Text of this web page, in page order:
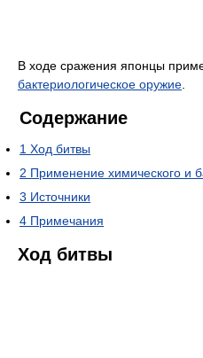
В ходе сражения японцы
бактериологическое оружие.
Содержание
1 Ход битвы
2 Применение химического и
3 Источники
4 Примечания
Ход битвы